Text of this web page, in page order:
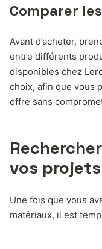
Comparer
Avant d’acheter,
entre différents
disponibles chez
choix, afin que vous
offre sans
vos projets
Une fois que vous
matériaux, il est